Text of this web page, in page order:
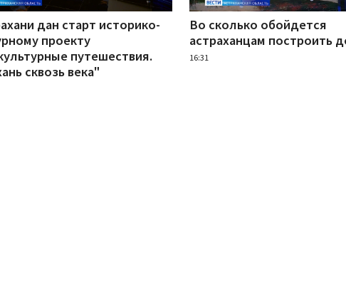
дан старт историко-
проекту
путешествия.
сквозь века"
Во сколько обойдется
астраханцам построить
16:31